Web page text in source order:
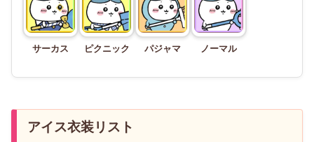
サーカス ピクニック パジャマ ノーマル
アイス衣装リスト